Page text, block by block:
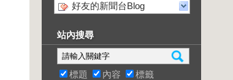
好友的新聞台Blog
站內搜尋
標題 內容 標籤